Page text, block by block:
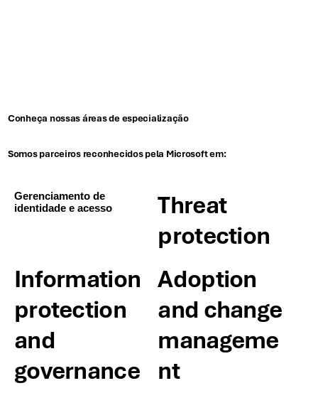
Conheça nossas áreas de especialização
Somos parceiros reconhecidos pela Microsoft em:
Gerenciamento de
identidade e acesso
Threat
protection
Information
protection
and
governance
Adoption
and change
manageme
nt